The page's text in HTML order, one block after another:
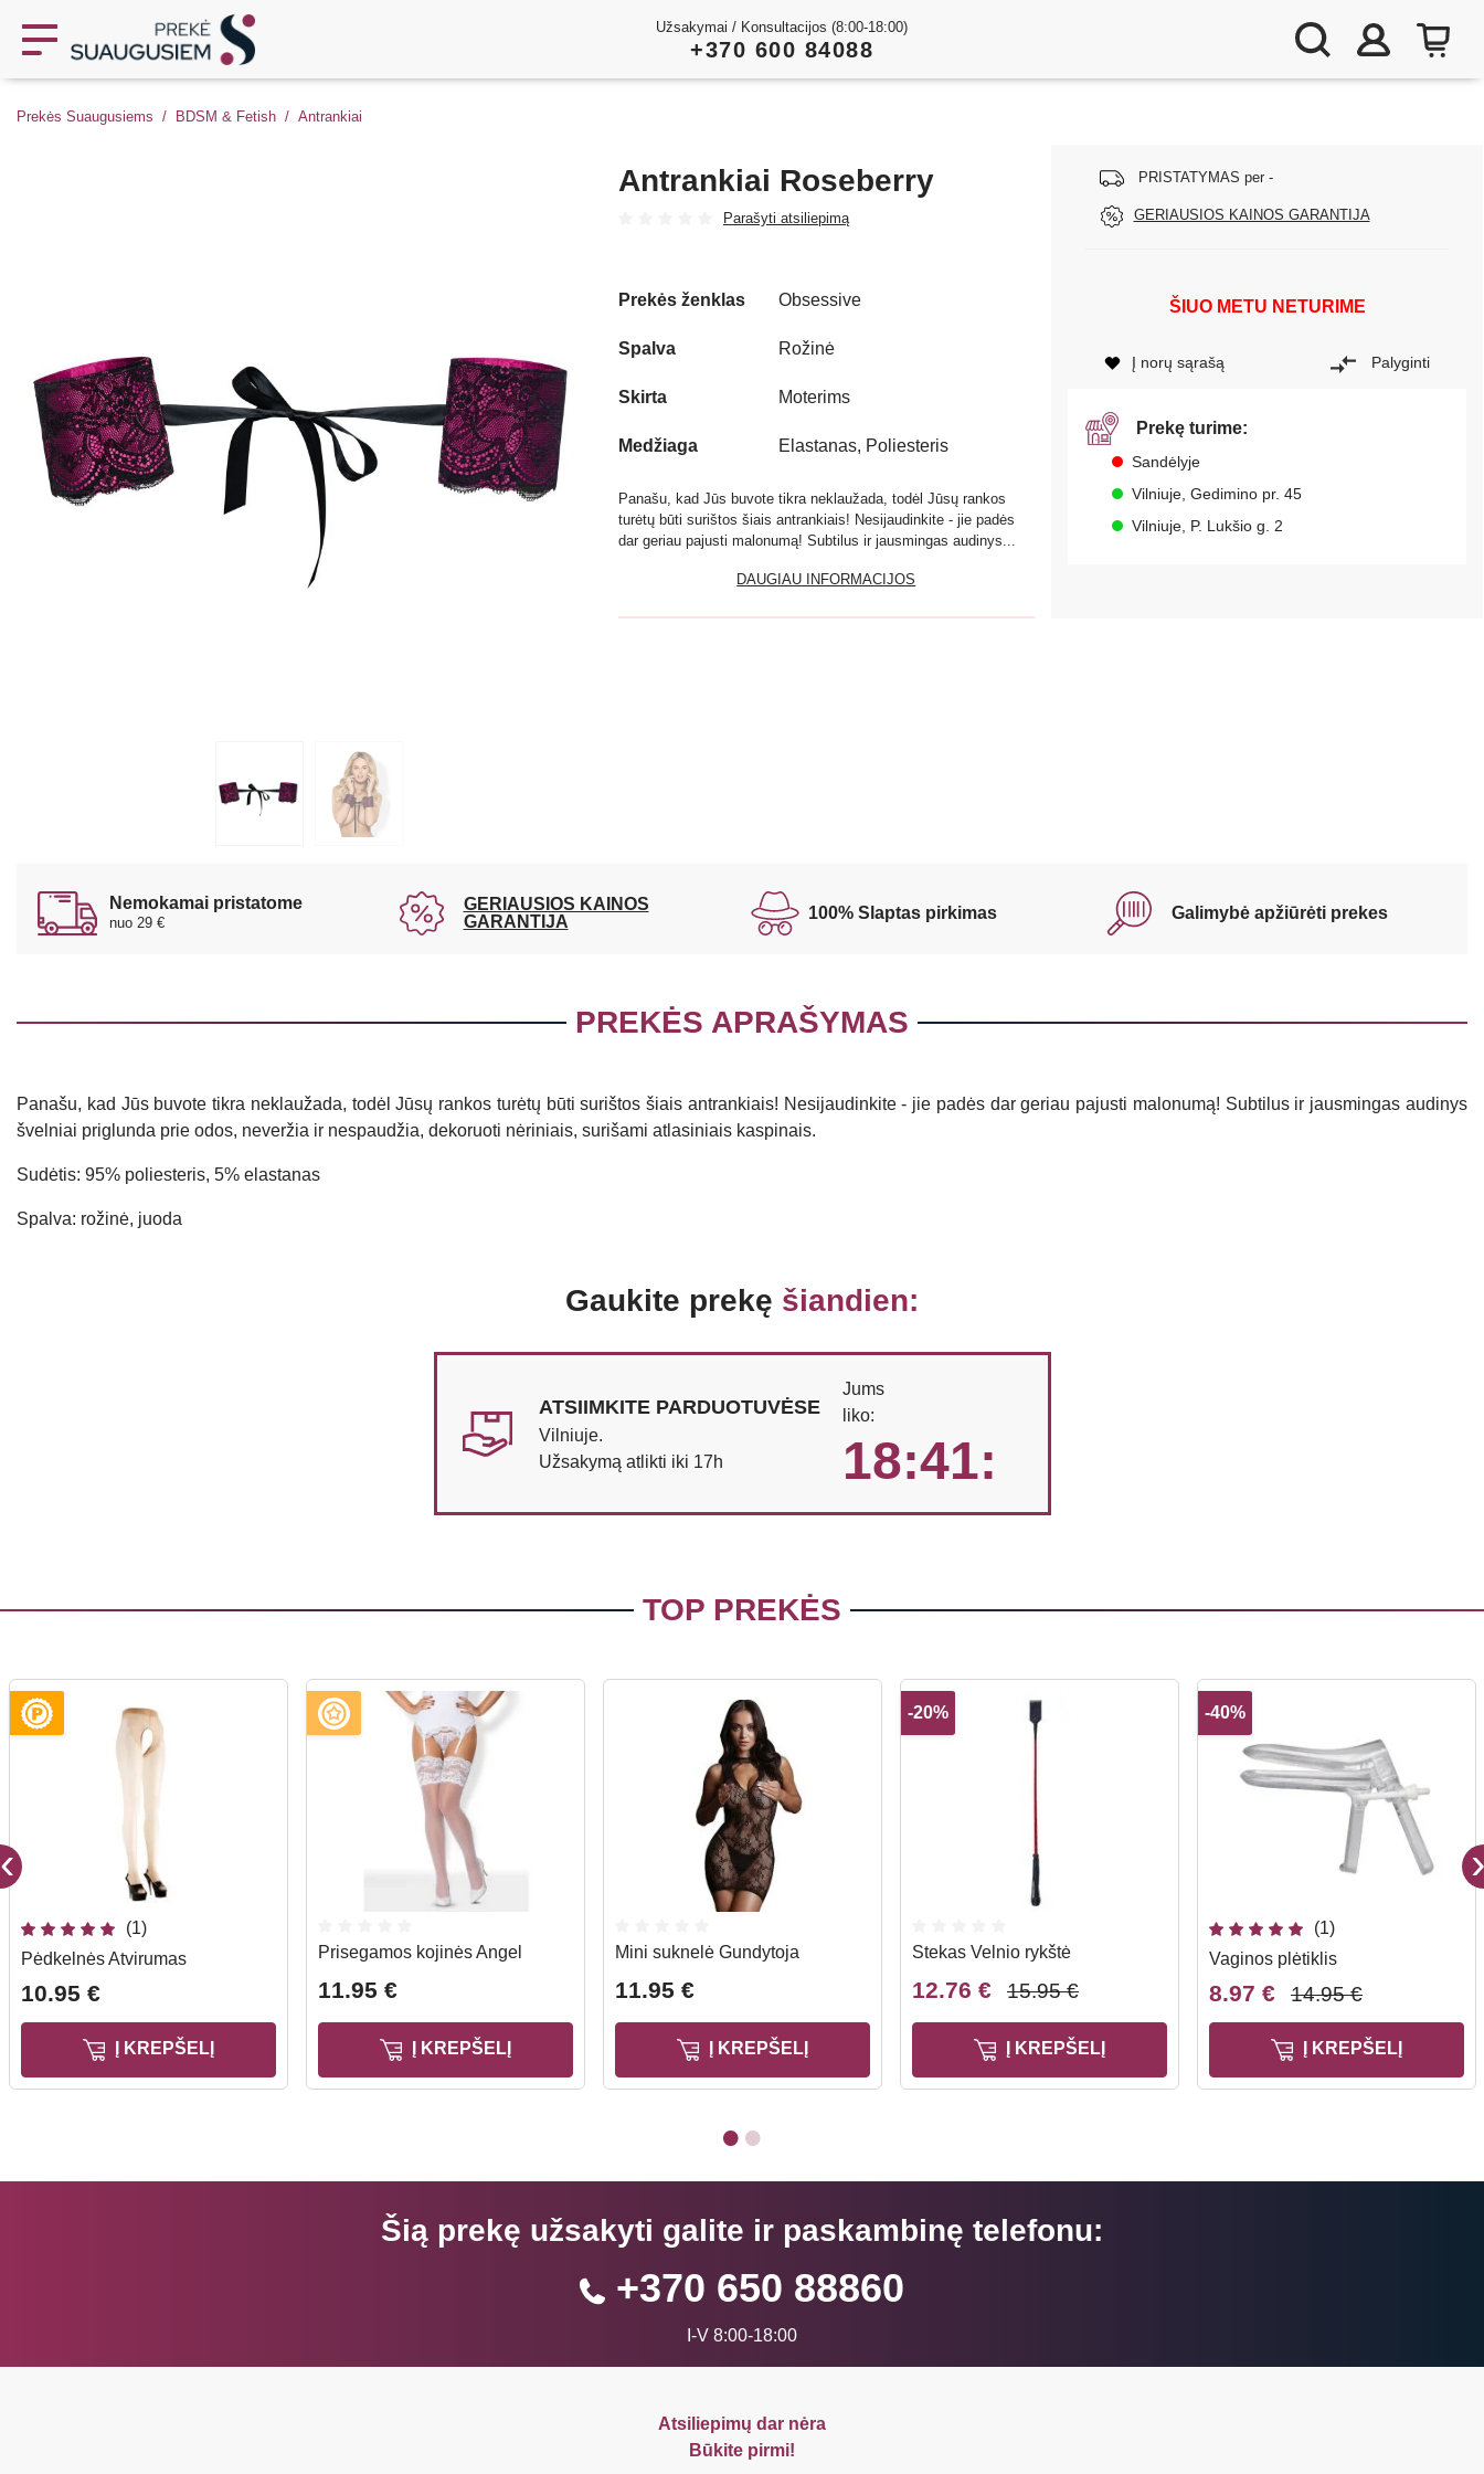
Užsakymai / Konsultacijos (8:00-18:00)
+370 600 84088
Prekės Suaugusiems BDSM & Fetish Antrankiai
Antrankiai Roseberry
Parašyti atsiliepimą
PRISTATYMAS per -
GERIAUSIOS KAINOS GARANTIJA
Prekės ženklas Obsessive
Spalva Rožinė
Skirta Moterims
Medžiaga Elastanas, Poliesteris
Panašu, kad Jūs buvote tikra neklaužada, todėl Jūsų rankos
turėtų būti surištos šiais antrankiais! Nesijaudinkite - jie padės
dar geriau pajusti malonumą! Subtilus ir jausmingas audinys...
DAUGIAU INFORMACIJOS
ŠIUO METU NETURIME
Į norų sąrašą Palyginti
Prekę turime:
Sandėlyje
Vilniuje, Gedimino pr. 45
Vilniuje, P. Lukšio g. 2
Nemokamai pristatome
nuo 29 €
GERIAUSIOS KAINOS
GARANTIJA
100% Slaptas pirkimas Galimybė apžiūrėti prekes
PREKĖS APRAŠYMAS
Panašu, kad Jūs buvote tikra neklaužada, todėl Jūsų rankos turėtų būti surištos šiais antrankiais! Nesijaudinkite - jie padės dar geriau pajusti malonumą! Subtilus ir jausmingas audinys
švelniai priglunda prie odos, neveržia ir nespaudžia, dekoruoti nėriniais, surišami atlasiniais kaspinais.
Sudėtis: 95% poliesteris, 5% elastanas
Spalva: rožinė, juoda
Gaukite prekę šiandien:
ATSIIMKITE PARDUOTUVĖSE
Vilniuje.
Užsakymą atlikti iki 17h
Jums
liko:
18:41:
TOP PREKĖS
(1)
Pėdkelnės Atvirumas
10.95 €
Į KREPŠELĮ
Prisegamos kojinės Angel
11.95 €
Į KREPŠELĮ
Mini suknelė Gundytoja
11.95 €
Į KREPŠELĮ
-20%
Stekas Velnio rykštė
12.76 € 15.95 €
Į KREPŠELĮ
-40%
(1)
Vaginos plėtiklis
8.97 € 14.95 €
Į KREPŠELĮ
Šią prekę užsakyti galite ir paskambinę telefonu:
+370 650 88860
I-V 8:00-18:00
Atsiliepimų dar nėra
Būkite pirmi!